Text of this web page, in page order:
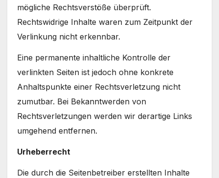
mögliche Rechtsverstöße überprüft.
Rechtswidrige Inhalte waren zum Zeitpunkt der
Verlinkung nicht erkennbar.
Eine permanente inhaltliche Kontrolle der
verlinkten Seiten ist jedoch ohne konkrete
Anhaltspunkte einer Rechtsverletzung nicht
zumutbar. Bei Bekanntwerden von
Rechtsverletzungen werden wir derartige Links
umgehend entfernen.
Urheberrecht
Die durch die Seitenbetreiber erstellten Inhalte